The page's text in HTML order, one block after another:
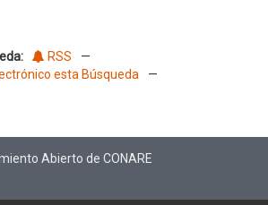
RSS
—
esta Búsqueda
—
Abierto de CONARE